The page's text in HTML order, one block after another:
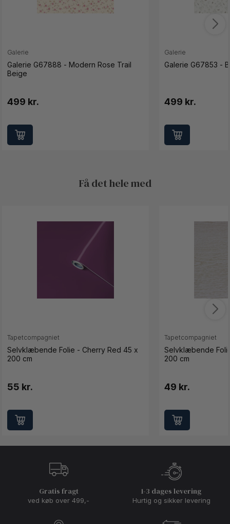
Galerie
Galerie G67888 - Modern Rose Trail
Beige
499 kr.
Galerie
Galerie G67853 -
499 kr.
Få det hele med
Tapetcompagniet
Selvklæbende Folie - Cherry Red 45 x
200 cm
55 kr.
Tapetcompagniet
Selvklæbende
200 cm
49 kr.
Gratis fragt
ved køb over 499,-
1-3 dages levering
Hurtig og sikker levering